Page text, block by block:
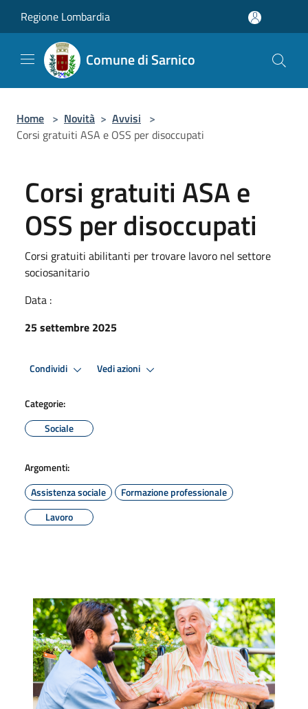
Regione Lombardia
Comune di Sarnico
Home > Novità > Avvisi >
Corsi gratuiti ASA e OSS per disoccupati
Corsi gratuiti ASA e
OSS per disoccupati
Corsi gratuiti abilitanti per trovare lavoro nel settore
sociosanitario
Data :
25 settembre 2025
Condividi Vedi azioni
Categorie:
Sociale
Argomenti:
Assistenza sociale
Formazione professionale
Lavoro